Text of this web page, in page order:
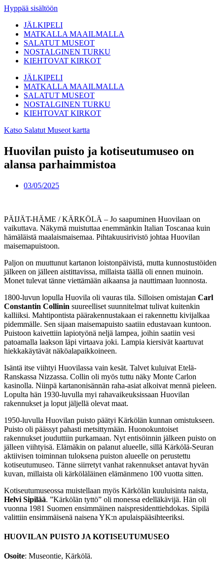
Hyppää sisältöön
JÄLKIPELI
MATKALLA MAAILMALLA
SALATUT MUSEOT
NOSTALGINEN TURKU
KIEHTOVAT KIRKOT
JÄLKIPELI
MATKALLA MAAILMALLA
SALATUT MUSEOT
NOSTALGINEN TURKU
KIEHTOVAT KIRKOT
Katso Salatut Museot kartta
Huovilan puisto ja kotiseutumuseo on
alansa parhaimmistoa
03/05/2025
PÄIJÄT-HÄME / KÄRKÖLÄ – Jo saapuminen Huovilaan on
vaikuttava. Näkymä muistuttaa enemmänkin Italian Toscanaa kuin
hämäläistä maalaismaisemaa. Pihtakuusirivistö johtaa Huovilan
maisemapuistoon.
Paljon on muuttunut kartanon loistonpäivistä, mutta kunnostustöiden
jälkeen on jälleen aistittavissa, millaista täällä oli ennen muinoin.
Monet tulevat tänne viettämään aikaansa ja nauttimaan luonnosta.
1800-luvun lopulla Huovila oli vauras tila. Silloisen omistajan Carl
Constantin Collinin suureelliset suunnitelmat tulivat kuitenkin
kalliiksi. Mahtipontista päärakennustakaan ei rakennettu kivijalkaa
pidemmälle. Sen sijaan maisemapuisto saatiin edustavaan kuntoon.
Puistoon kaivettiin lapiotyönä neljä lampea, joihin saatiin vesi
patoamalla laakson läpi virtaava joki. Lampia kiersivät kaartuvat
hiekkakäytävät näköalapaikkoineen.
Isäntä itse viihtyi Huovilassa vain kesät. Talvet kuluivat Etelä-
Ranskassa Nizzassa. Collin oli myös tuttu näky Monte Carlon
kasinolla. Niinpä kartanonisännän raha-asiat alkoivat mennä pieleen.
Lopulta hän 1930-luvulla myi rahavaikeuksissaan Huovilan
rakennukset ja loput jäljellä olevat maat.
1950-luvulla Huovilan puisto päätyi Kärkölän kunnan omistukseen.
Puisto oli päässyt pahasti metsittymään. Huonokuntoiset
rakennukset jouduttiin purkamaan. Nyt entisöinnin jälkeen puisto on
jälleen viihtyisä. Elämäkin on palanut alueelle, sillä Kärkölä-Seuran
aktiivisen toiminnan tuloksena puiston alueelle on perustettu
kotiseutumuseo. Tänne siirretyt vanhat rakennukset antavat hyvän
kuvan, millaista oli kärköläläinen elämänmeno 100 vuotta sitten.
Kotiseutumuseossa muistellaan myös Kärkölän kuuluisinta naista,
Helvi Sipilää. ”Kärkölän tyttö” oli monessa edelläkävijä. Hän oli
vuonna 1981 Suomen ensimmäinen naispresidenttiehdokas. Sipilä
valittiin ensimmäisenä naisena YK:n apulaispääsihteeriksi.
HUOVILAN PUISTO JA KOTISEUTUMUSEO
Osoite: Museontie, Kärkölä.